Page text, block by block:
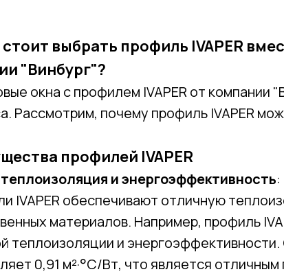
выбрать профиль IVAPER
"Винбург"?
окна с профилем IVAPER от
Рассмотрим, почему профиль IVAPER
профилей IVAPER
и энергоэффективность:
IVAPER обеспечивают отличную
материалов. Например, профиль
теплоизоляции и
0,91 м²·°С/Вт, что является